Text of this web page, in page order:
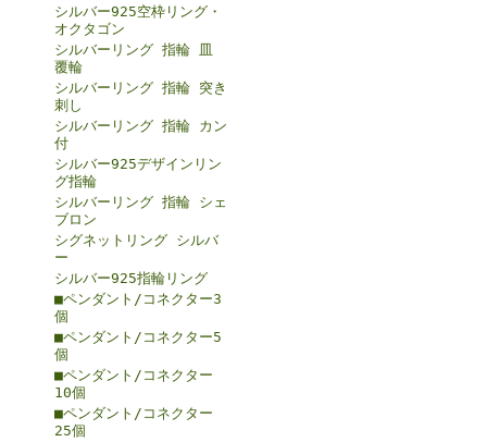
シルバー925空枠リング・
オクタゴン
シルバーリング 指輪 皿
覆輪
シルバーリング 指輪 突き
刺し
シルバーリング 指輪 カン
付
シルバー925デザインリン
グ指輪
シルバーリング 指輪 シェ
ブロン
シグネットリング シルバ
ー
シルバー925指輪リング
■ペンダント/コネクター3
個
■ペンダント/コネクター5
個
■ペンダント/コネクター
10個
■ペンダント/コネクター
25個